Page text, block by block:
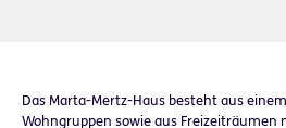
Das Marta-Mertz-Haus besteht aus
Wohngruppen sowie aus Freizeiträumen